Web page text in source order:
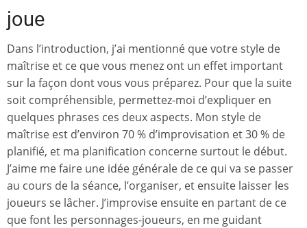
joue
Dans l’introduction, j’ai mentionné que votre style de
maîtrise et ce que vous menez ont un effet important
sur la façon dont vous vous préparez. Pour que la suite
soit compréhensible, permettez-moi d’expliquer en
quelques phrases ces deux aspects. Mon style de
maîtrise est d’environ 70 % d’improvisation et 30 % de
planifié, et ma planification concerne surtout le début.
J’aime me faire une idée générale de ce qui va se passer
au cours de la séance, l’organiser, et ensuite laisser les
joueurs se lâcher. J’improvise ensuite en partant de ce
que font les personnages-joueurs, en me guidant